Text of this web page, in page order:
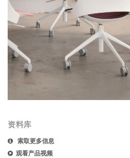
资料库
索取更多信息
观看产品视频